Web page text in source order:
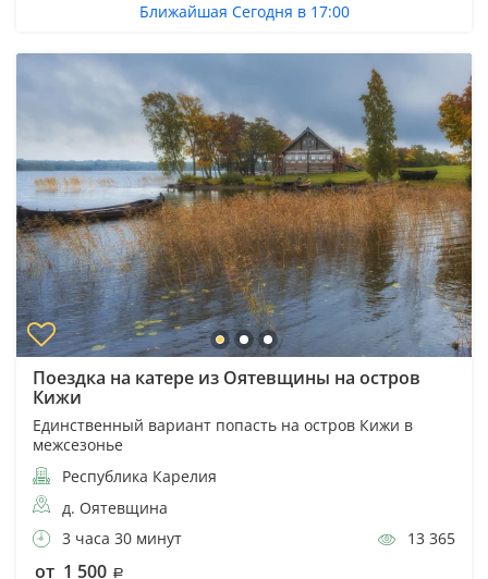
Ближайшая Сегодня в 17:00
Поездка на катере из Оятевщины на остров
Кижи
Единственный вариант попасть на остров Кижи в
межсезонье
Республика Карелия
д. Оятевщина
3 часа 30 минут
13 365
от 1 500